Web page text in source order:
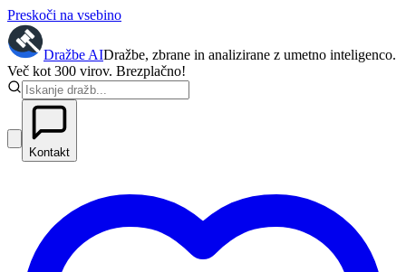
Preskoči na vsebino
Dražbe AIDražbe, zbrane in analizirane z umetno inteligenco.
Več kot 300 virov. Brezplačno!
Kontakt